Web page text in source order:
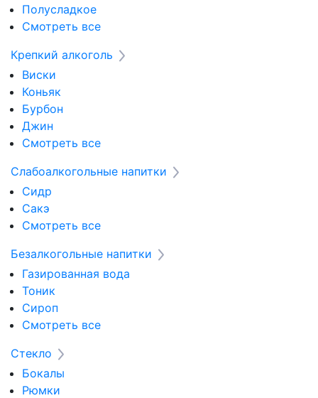
Полусладкое
Смотреть все
Крепкий алкоголь
Виски
Коньяк
Бурбон
Джин
Смотреть все
Слабоалкогольные напитки
Сидр
Сакэ
Смотреть все
Безалкогольные напитки
Газированная вода
Тоник
Сироп
Смотреть все
Стекло
Бокалы
Рюмки